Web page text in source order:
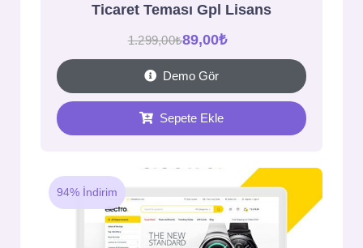
Ticaret Teması Gpl Lisans
1.299,00₺89,00₺
Demo Gör
Sepete Ekle
94% İndirim